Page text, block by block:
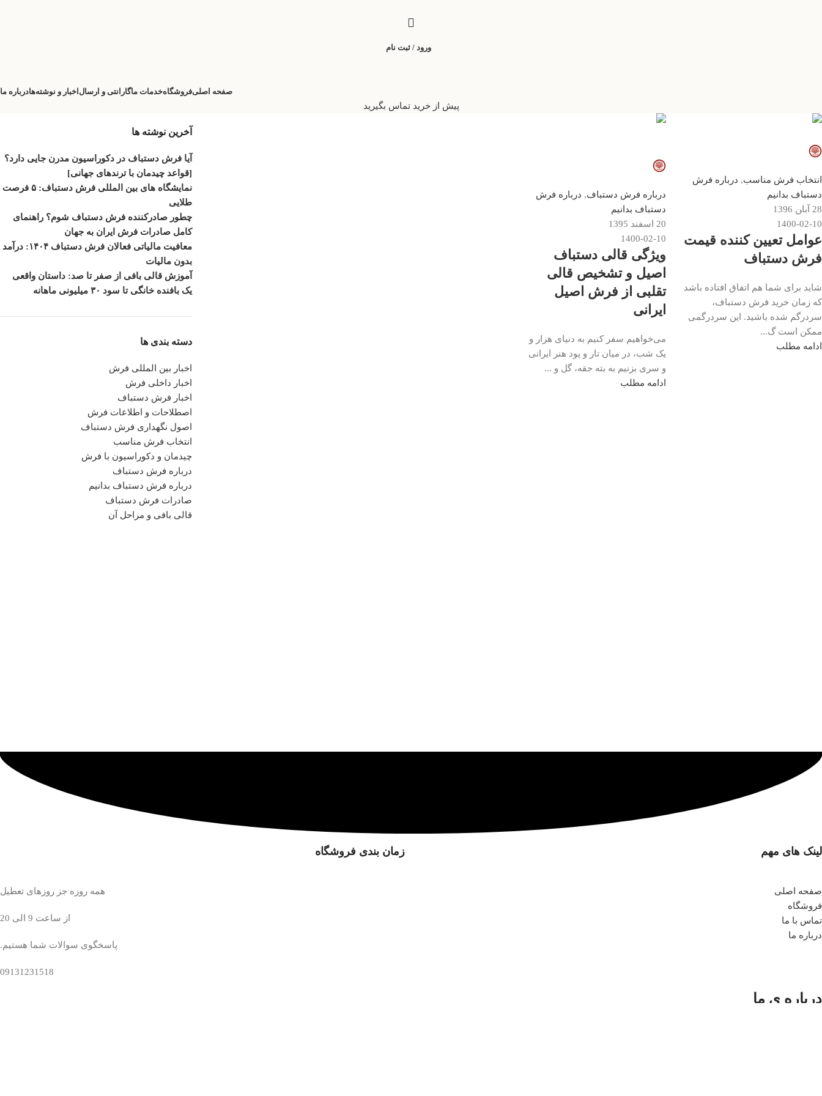
ورود / ثبت نام
صفحه اصلیفروشگاهخدمات ماگارانتی و ارسال اخبار و نوشته‌هادرباره ما
پیش از خرید تماس بگیرید
انتخاب فرش مناسب, درباره فرش
دستباف بدانیم
28 آبا‍ن 1396
1400-02-10
عوامل تعیین کننده قیمت
فرش دستباف
شاید برای شما هم اتفاق افتاده باشد
که زمان خرید فرش دستباف،
سردرگم شده باشید. این سردرگمی
ممکن است گ...
ادامه مطلب
درباره فرش دستباف, درباره فرش
دستباف بدانیم
20 اسفند 1395
1400-02-10
ویژگی قالی دستباف
اصیل و تشخیص قالی
تقلبی از فرش اصیل
ایرانی
می‌خواهیم سفر کنیم به دنیای هزار و
یک شب، در میان تار و پود هنر ایرانی
و سری بزنیم به بته جقه، گل و ...
ادامه مطلب
آخرین نوشته ها
آیا فرش دستباف در دکوراسیون مدرن جایی دارد؟
[قواعد چیدمان با ترندهای جهانی]
نمایشگاه‌ های بین‌ المللی فرش دستباف: ۵ فرصت
طلایی
چطور صادرکننده فرش دستباف شوم؟ راهنمای
کامل صادرات فرش ایران به جهان
معافیت مالیاتی فعالان فرش دستباف ۱۴۰۴: درآمد
بدون مالیات
آموزش قالی بافی از صفر تا صد: داستان واقعی
یک بافنده خانگی تا سود ۳۰ میلیونی ماهانه
دسته بندی ها
اخبار بین المللی فرش
اخبار داخلی فرش
اخبار فرش دستباف
اصطلاحات و اطلاعات فرش
اصول نگهداری فرش دستباف
انتخاب فرش مناسب
چیدمان و دکوراسیون با فرش
درباره فرش دستباف
درباره فرش دستباف بدانیم
صادرات فرش دستباف
قالی بافی و مراحل آن
لینک های مهم
صفحه اصلی
فروشگاه
تماس با ما
درباره ما
زمان بندی فروشگاه
همه روزه جز روزهای تعطیل
از ساعت 9 الی 20
پاسخگوی سوالات شما هستیم.
09131231518
درباره ی ما